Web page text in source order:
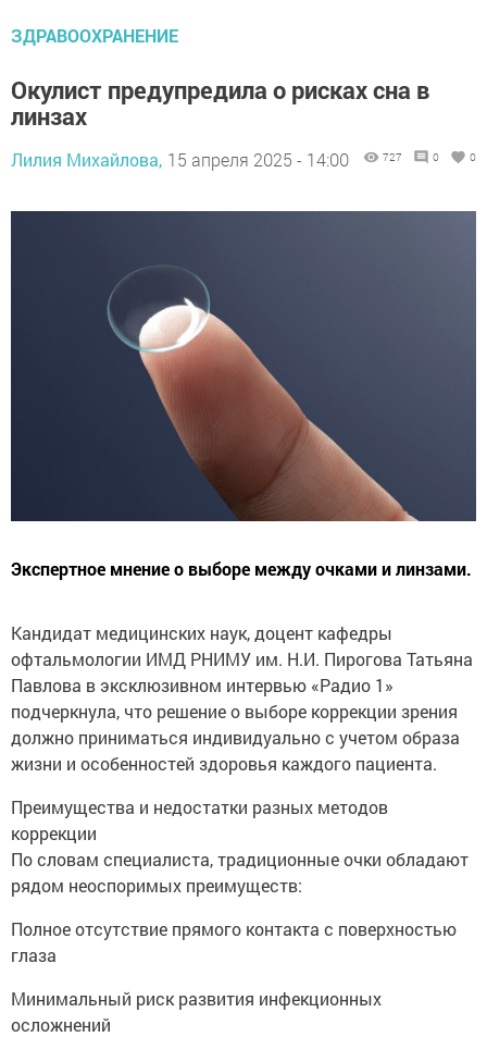
ЗДРАВООХРАНЕНИЕ
Окулист предупредила о рисках сна в
линзах
Лилия Михайлова, 15 апреля 2025 - 14:00 727 0 0
Экспертное мнение о выборе между очками и линзами.
Кандидат медицинских наук, доцент кафедры
офтальмологии ИМД РНИМУ им. Н.И. Пирогова Татьяна
Павлова в эксклюзивном интервью «Радио 1»
подчеркнула, что решение о выборе коррекции зрения
должно приниматься индивидуально с учетом образа
жизни и особенностей здоровья каждого пациента.
Преимущества и недостатки разных методов
коррекции
По словам специалиста, традиционные очки обладают
рядом неоспоримых преимуществ:
Полное отсутствие прямого контакта с поверхностью
глаза
Минимальный риск развития инфекционных
осложнений